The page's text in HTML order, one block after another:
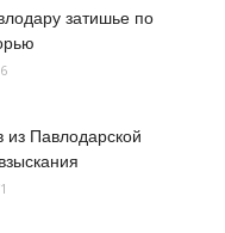
затишье по
Павлодарской